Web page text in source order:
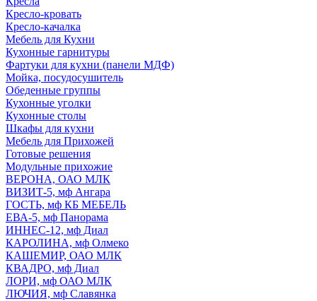
Кресло-кровать
Кресло-качалка
Мебель для Кухни
Кухонные гарнитуры
Фартуки для кухни (панели МДФ)
Мойка, посудосушитель
Обеденные группы
Кухонные уголки
Кухонные столы
Шкафы для кухни
Мебель для Прихожей
Готовые решения
Модульные прихожие
ВЕРОНА, ОАО МЛК
ВИЗИТ-5, мф Ангара
ГОСТЬ, мф КБ МЕБЕЛЬ
ЕВА-5, мф Панорама
ИННЕС-12, мф Диал
КАРОЛИНА, мф Олмеко
КАШЕМИР, ОАО МЛК
КВАДРО, мф Диал
ЛОРИ, мф ОАО МЛК
ЛЮЧИЯ, мф Славянка